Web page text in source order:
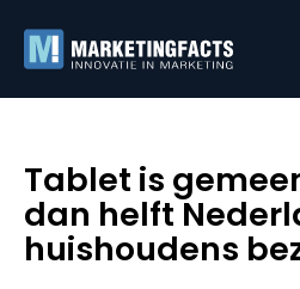
Tablet is
dan helft
huishoudens